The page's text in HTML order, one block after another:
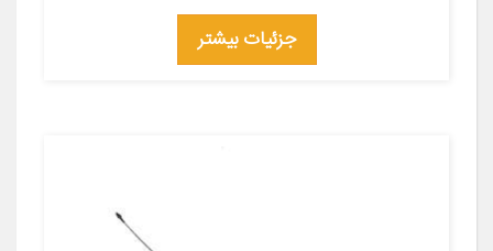
جزئیات بیشتر